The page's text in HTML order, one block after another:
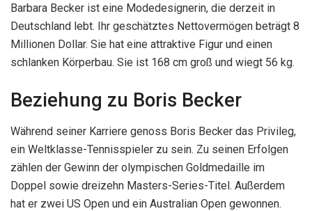
Barbara Becker ist eine Modedesignerin, die derzeit in
Deutschland lebt. Ihr geschätztes Nettovermögen beträgt 8
Millionen Dollar. Sie hat eine attraktive Figur und einen
schlanken Körperbau. Sie ist 168 cm groß und wiegt 56 kg.
Beziehung zu Boris Becker
Während seiner Karriere genoss Boris Becker das Privileg,
ein Weltklasse-Tennisspieler zu sein. Zu seinen Erfolgen
zählen der Gewinn der olympischen Goldmedaille im
Doppel sowie dreizehn Masters-Series-Titel. Außerdem
hat er zwei US Open und ein Australian Open gewonnen.